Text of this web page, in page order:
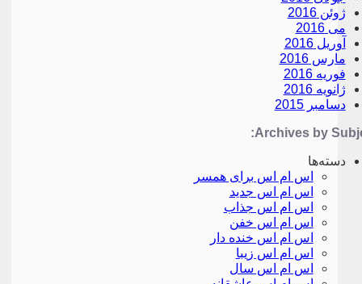
ژوئن 2016
می 2016
آوریل 2016
مارس 2016
فوریه 2016
ژانویه 2016
دسامبر 2015
Archives by
دسته‌ها
اس ام اس برای همسر
اس ام اس جدید
اس ام اس جذاب
اس ام اس خفن
اس ام اس خنده دار
اس ام اس زیبا
اس ام اس سال